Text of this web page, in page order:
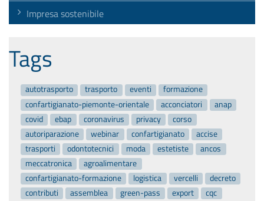
Impresa sostenibile
Tags
autotrasporto trasporto eventi
formazione
confartigianato-piemonte-orientale
acconciatori
anap
covid
ebap coronavirus privacy
corso
autoriparazione
webinar confartigianato
accise
trasporti
odontotecnici moda estetiste
ancos
meccatronica
agroalimentare
confartigianato-formazione
logistica vercelli
decreto
contributi
assemblea green-pass export
cqc